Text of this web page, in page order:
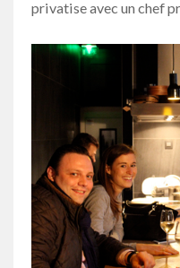
privatise avec un chef